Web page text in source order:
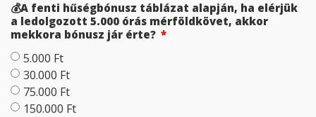
💰A fenti hűségbónusz táblázat alapján, ha elérjük
a ledolgozott 5.000 órás mérföldkövet, akkor
mekkora bónusz jár érte?
5.000 Ft
30.000 Ft
75.000 Ft
150.000 Ft